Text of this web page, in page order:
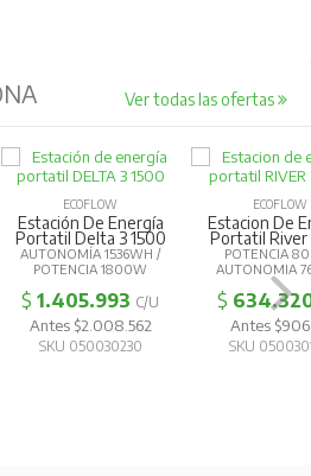
Ver todas las ofertas
ECOFLOW
Estación De Energía
Portatil Delta 3 1500
AUTONOMÍA 1536WH /
POTENCIA 1800W
$1.405.993 C/U
Antes $2.008.562
SKU 050030230
ECOFLOW
Estacion De
Portatil River
POTENCIA
AUTONOMIA
$
Antes
SKU